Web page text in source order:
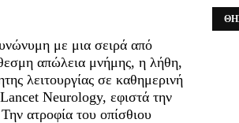
με μια σειρά από
απώλεια μνήμης, η λήθη,
λειτουργίας σε καθημερινή
Neurology, εφιστά την
ατροφία του οπίσθιου